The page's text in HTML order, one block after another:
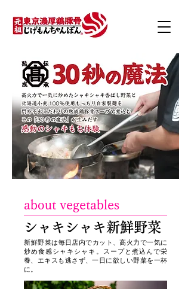
​新鮮野菜は毎日店内でカット、高火力で一気に
炒め食感シャキシャキ。スープと煮込んで栄
養、エキスも逃さず、一日に欲しい野菜を一杯
に ​。
about vegetables
シャキシャキ新鮮野菜